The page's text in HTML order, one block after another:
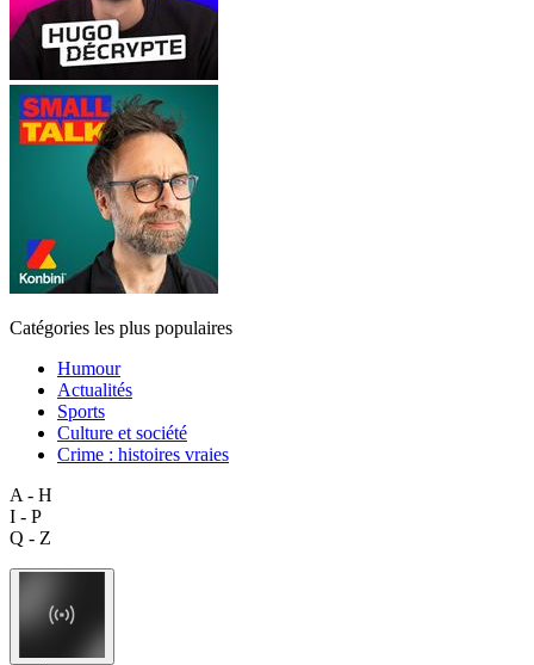
Catégories les plus populaires
Humour
Actualités
Sports
Culture et société
Crime : histoires vraies
A - H
I - P
Q - Z